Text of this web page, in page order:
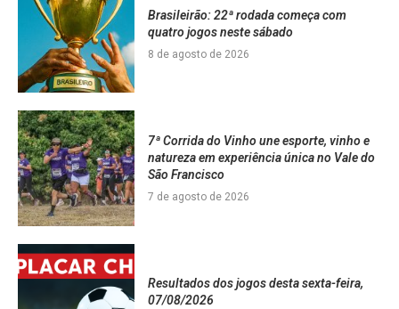
Brasileirão: 22ª rodada começa com
quatro jogos neste sábado
8 de agosto de 2026
7ª Corrida do Vinho une esporte, vinho e
natureza em experiência única no Vale do
São Francisco
7 de agosto de 2026
Resultados dos jogos desta sexta-feira,
07/08/2026